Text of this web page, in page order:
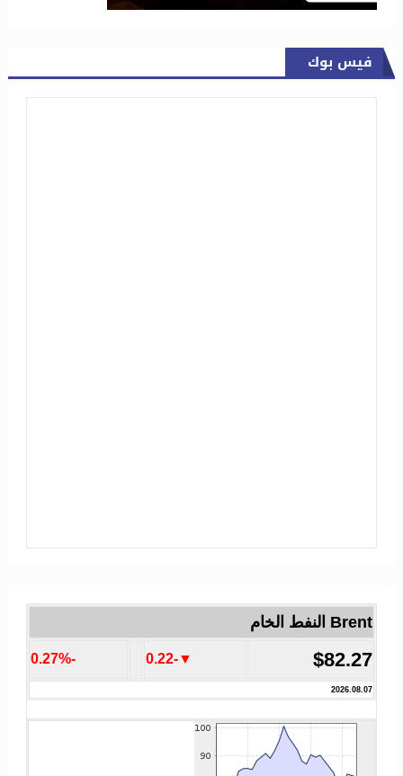
فيس بوك
Brent النفط الخام
$82.27
▼-0.22
-0.27%
2026.08.07